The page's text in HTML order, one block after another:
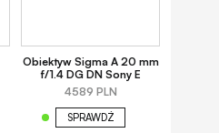
Obiektyw Sigma A 20 mm
f/1.4 DG DN Sony E
4589 PLN
SPRAWDŹ